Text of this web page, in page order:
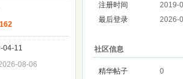
04-11
08-06
注册时间
2019-
最后登录
2026-
社区信息
精华帖子
0